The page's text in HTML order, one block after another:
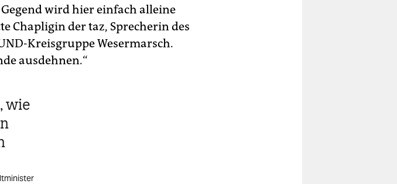
wird hier einfach alleine
Chapligin der taz, Sprecherin des
Kreisgruppe Wesermarsch.
ausdehnen.“
wie